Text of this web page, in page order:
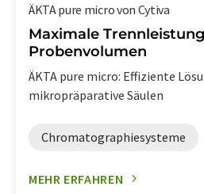
ÄKTA pure micro von Cytiva
Maximale
Probenvolumen
ÄKTA pure micro: Effiziente
mikropräparative Säulen
Chromatographiesysteme
MEHR ERFAHREN